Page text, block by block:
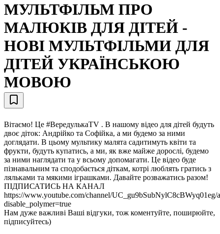
МУЛЬТФІЛЬМ ПРО
МАЛЮКІВ ДЛЯ ДІТЕЙ -
НОВІ МУЛЬТФІЛЬМИ ДЛЯ
ДІТЕЙ УКРАЇНСЬКОЮ
МОВОЮ
Вітаємо! Це #ВередулькаTV . В нашому відео для дітей будуть
двоє діток: Андрійко та Софійка, а ми будемо за ними
доглядати. В цьому мультику малята садитимуть квіти та
фрукти, будуть купатись, а ми, як вже майже дорослі, будемо
за ними наглядати та у всьому допомагати. Це відео буде
пізнавальним та сподобається діткам, котрі люблять гратись з
ляльками та мякими іграшками. Давайте розважатись разом!
ПІДПИСАТИСЬ НА КАНАЛ
https://www.youtube.com/channel/UC_gu9bSubNylC8cBWyq01eg/
disable_polymer=true
Нам дуже важливі Ваші відгуки, тож коментуйте, поширюйте,
підписуйтесь)